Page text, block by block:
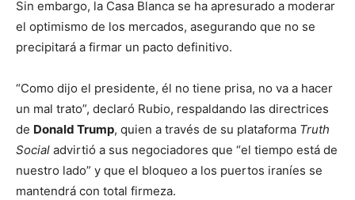
Sin embargo, la Casa Blanca se ha apresurado a moderar
el optimismo de los mercados, asegurando que no se
precipitará a firmar un pacto definitivo.
“Como dijo el presidente, él no tiene prisa, no va a hacer
un mal trato”, declaró Rubio, respaldando las directrices
de Donald Trump, quien a través de su plataforma Truth
Social advirtió a sus negociadores que “el tiempo está de
nuestro lado” y que el bloqueo a los puertos iraníes se
mantendrá con total firmeza.